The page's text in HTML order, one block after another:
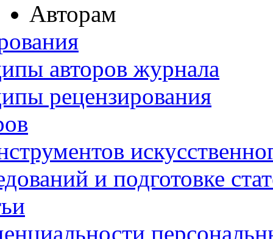
Авторам
авторов журнала
рецензирования
и подготовке